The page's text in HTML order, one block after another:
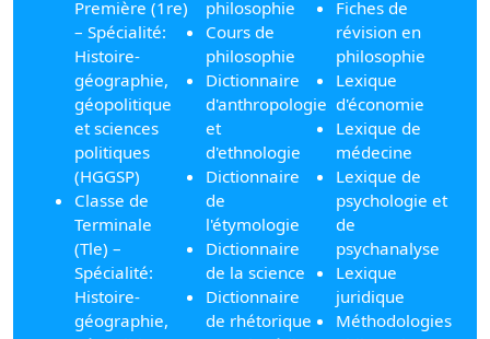
Première (1re)
– Spécialité:
Histoire-
géographie,
géopolitique
et sciences
politiques
(HGGSP)
Classe de
Terminale
(Tle) –
Spécialité:
Histoire-
géographie,
philosophie
Cours de
philosophie
Dictionnaire
d'anthropologie
et
d'ethnologie
Dictionnaire
de
l'étymologie
Dictionnaire
de la science
Dictionnaire
de rhétorique
Fiches de
révision en
philosophie
Lexique
d'économie
Lexique de
médecine
Lexique de
psychologie et
de
psychanalyse
Lexique
juridique
Méthodologies